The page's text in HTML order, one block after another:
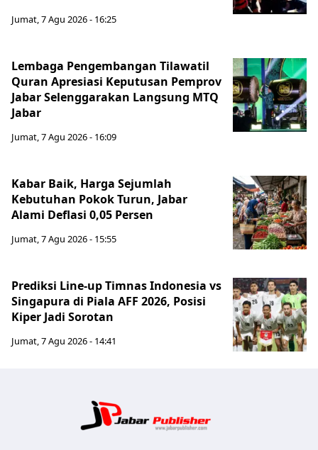
Jumat, 7 Agu 2026 - 16:25
Lembaga Pengembangan Tilawatil
Quran Apresiasi Keputusan Pemprov
Jabar Selenggarakan Langsung MTQ
Jabar
Jumat, 7 Agu 2026 - 16:09
Kabar Baik, Harga Sejumlah
Kebutuhan Pokok Turun, Jabar
Alami Deflasi 0,05 Persen
Jumat, 7 Agu 2026 - 15:55
Prediksi Line-up Timnas Indonesia vs
Singapura di Piala AFF 2026, Posisi
Kiper Jadi Sorotan
Jumat, 7 Agu 2026 - 14:41